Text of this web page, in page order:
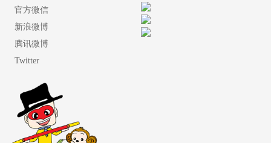
官方微信
新浪微博
腾讯微博
Twitter